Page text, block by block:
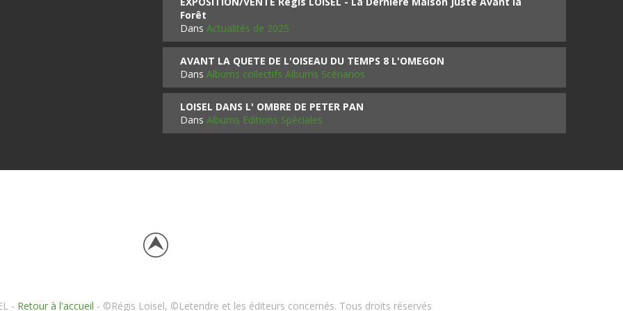
Forêt
Dans Actualités de 2025
AVANT LA QUETE DE L'OISEAU DU TEMPS 8 L'OMEGON
Dans Albums collectifs Albums Scénarios
LOISEL DANS L' OMBRE DE PETER PAN
Dans Albums Editions Spéciales
- Retour à l'accueil - ©Régis Loisel, ©Letendre et les éditeurs concernés. Tous droits réservés